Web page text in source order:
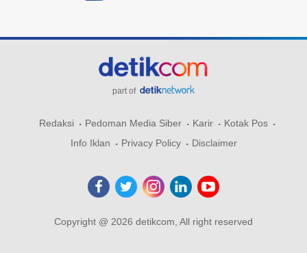
part of
Redaksi Pedoman Media Siber Karir
Kotak Pos
Info Iklan
Privacy Policy Disclaimer
Copyright @ 2026 detikcom, All right reserved